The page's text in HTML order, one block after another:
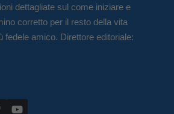
dettagliate sul come iniziare e
corretto per il resto della vita
fedele amico. Direttore editoriale: